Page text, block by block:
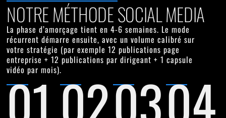
NOTRE MÉTHODE SOCIAL MEDIA
La phase d’amorçage tient en4-6 semaines. Le mode
récurrent démarre ensuite, avec un volume calibré sur
votre stratégie (par exemple 12 publications page
entreprise + 12 publications par dirigeant + 1 capsule
vidéo par mois).